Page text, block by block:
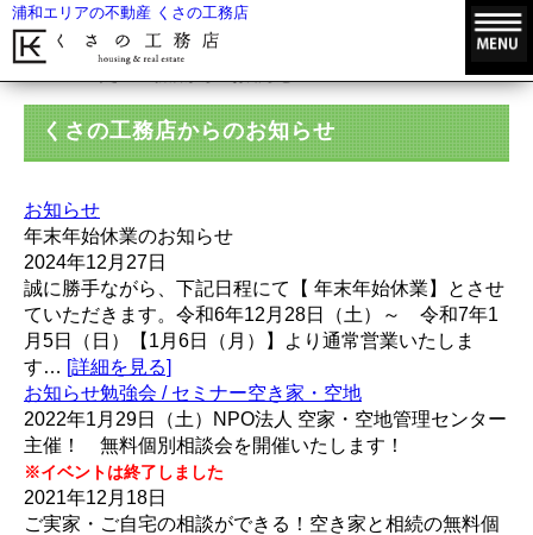
浦和エリアの不動産 くさの工務店
くさの工務店からのお知らせ
お知らせ
年末年始休業のお知らせ
2024年12月27日
誠に勝手ながら、下記日程にて【 年末年始休業】とさせ
ていただきます。令和6年12月28日（土）～ 令和7年1
月5日（日）【1月6日（月）】より通常営業いたしま
す… [詳細を見る]
お知らせ勉強会 / セミナー空き家・空地
2022年1月29日（土）NPO法人 空家・空地管理センター
主催！ 無料個別相談会を開催いたします！
※イベントは終了しました
2021年12月18日
ご実家・ご自宅の相談ができる！空き家と相続の無料個